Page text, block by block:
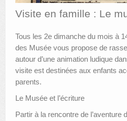
AUTRES LIEUX
PUBLICATIONS
LES APPELS À PROJETS
Visite en famille : Le
Tous les 2e dimanche du mois à
des Musée vous propose de
autour d’une animation ludique
visite est destinées aux enfants
parents.
Le Musée et l’écriture
Partir à la rencontre de l’aventure